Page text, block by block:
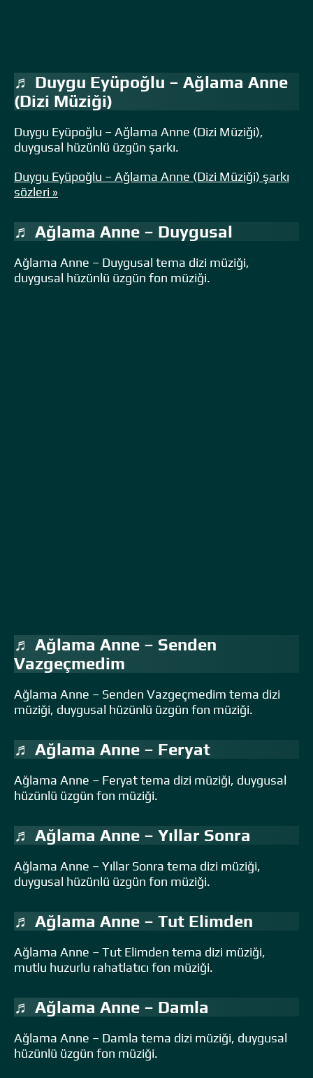
♬ Duygu Eyüpoğlu – Ağlama Anne
(Dizi Müziği)
Duygu Eyüpoğlu – Ağlama Anne (Dizi Müziği),
duygusal hüzünlü üzgün şarkı.
Duygu Eyüpoğlu – Ağlama Anne (Dizi Müziği) şarkı
sözleri »
♬ Ağlama Anne – Duygusal
Ağlama Anne – Duygusal tema dizi müziği,
duygusal hüzünlü üzgün fon müziği.
♬ Ağlama Anne – Senden
Vazgeçmedim
Ağlama Anne – Senden Vazgeçmedim tema dizi
müziği, duygusal hüzünlü üzgün fon müziği.
♬ Ağlama Anne – Feryat
Ağlama Anne – Feryat tema dizi müziği, duygusal
hüzünlü üzgün fon müziği.
♬ Ağlama Anne – Yıllar Sonra
Ağlama Anne – Yıllar Sonra tema dizi müziği,
duygusal hüzünlü üzgün fon müziği.
♬ Ağlama Anne – Tut Elimden
Ağlama Anne – Tut Elimden tema dizi müziği,
mutlu huzurlu rahatlatıcı fon müziği.
♬ Ağlama Anne – Damla
Ağlama Anne – Damla tema dizi müziği, duygusal
hüzünlü üzgün fon müziği.